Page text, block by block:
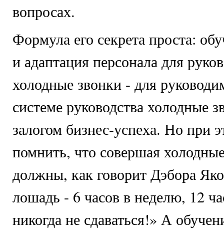
вопросах.
Формула его секрета проста:
и адаптация персонала для
холодные звонки - для
системе руководства холодные
залогом бизнес-успеха. Но при
помнить, что совершая
должны, как говорит Дэбора
лошадь - 6 часов в неделю, 12
никогда не сдаваться!» А